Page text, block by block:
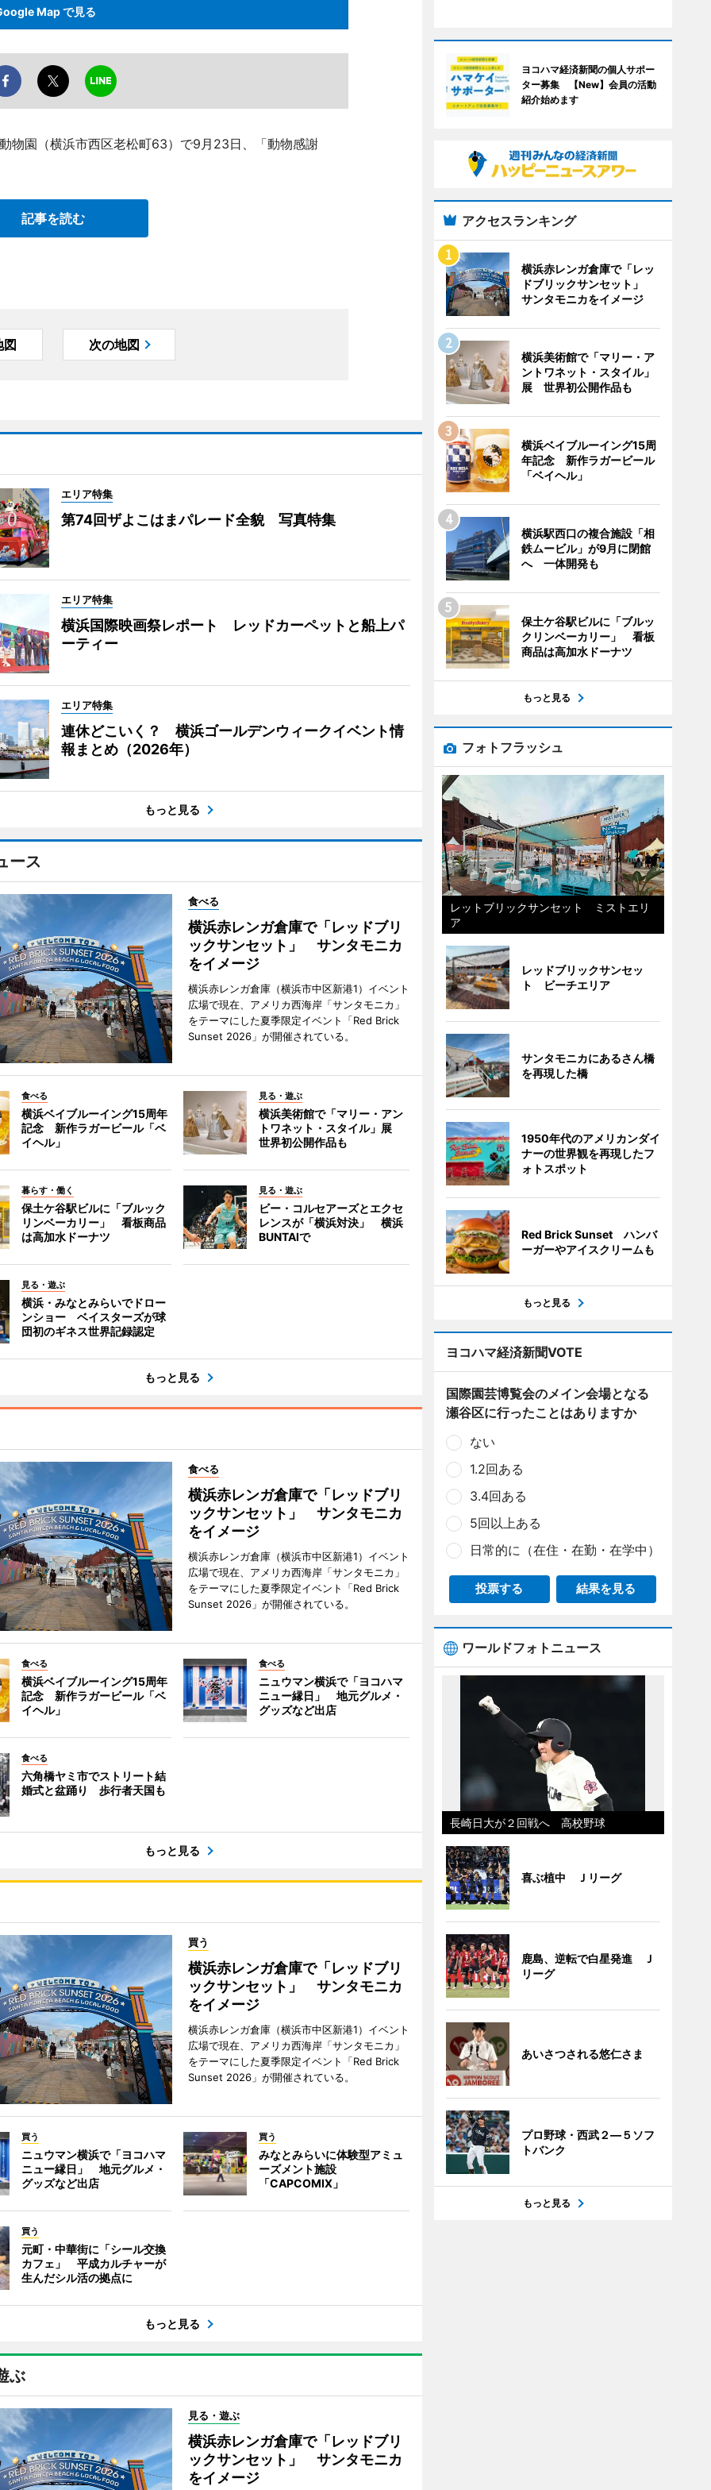
Map で見る
物園（横浜市西区老松町63）で9月23日、「動物感謝
記事を読む
図 次の地図
エリア特集
第74回ザよこはまパレード全貌 写真特集
エリア特集
横浜国際映画祭レポート レッドカーペットと船上パ
ーティー
エリア特集
連休どこいく？ 横浜ゴールデンウィークイベント情
報まとめ（2026年）
もっと見る
ース
食べる
横浜赤レンガ倉庫で「レッドブリ
ックサンセット」 サンタモニカ
をイメージ
横浜赤レンガ倉庫（横浜市中区新港1）イベント
広場で現在、アメリカ西海岸「サンタモニカ」
をテーマにした夏季限定イベント「Red Brick
Sunset 2026」が開催されている。
食べる
横浜ベイブルーイング15周年
記念 新作ラガービール「ベ
イヘル」
見る・遊ぶ
横浜美術館で「マリー・アン
トワネット・スタイル」展
世界初公開作品も
暮らす・働く
保土ケ谷駅ビルに「ブルック
リンベーカリー」 看板商品
は高加水ドーナツ
見る・遊ぶ
ビー・コルセアーズとエクセ
レンスが「横浜対決」 横浜
BUNTAIで
見る・遊ぶ
横浜・みなとみらいでドロー
ンショー ベイスターズが球
団初のギネス世界記録認定
もっと見る
食べる
横浜赤レンガ倉庫で「レッドブリ
ックサンセット」 サンタモニカ
をイメージ
横浜赤レンガ倉庫（横浜市中区新港1）イベント
広場で現在、アメリカ西海岸「サンタモニカ」
をテーマにした夏季限定イベント「Red Brick
Sunset 2026」が開催されている。
食べる
横浜ベイブルーイング15周年
記念 新作ラガービール「ベ
イヘル」
食べる
ニュウマン横浜で「ヨコハマ
ニュー縁日」 地元グルメ・
グッズなど出店
食べる
六角橋ヤミ市でストリート結
婚式と盆踊り 歩行者天国も
もっと見る
買う
横浜赤レンガ倉庫で「レッドブリ
ックサンセット」 サンタモニカ
をイメージ
横浜赤レンガ倉庫（横浜市中区新港1）イベント
広場で現在、アメリカ西海岸「サンタモニカ」
をテーマにした夏季限定イベント「Red Brick
Sunset 2026」が開催されている。
買う
ニュウマン横浜で「ヨコハマ
ニュー縁日」 地元グルメ・
グッズなど出店
買う
みなとみらいに体験型アミュ
ーズメント施設
「CAPCOMIX」
買う
元町・中華街に「シール交換
カフェ」 平成カルチャーが
生んだシル活の拠点に
もっと見る
ぶ
見る・遊ぶ
横浜赤レンガ倉庫で「レッドブリ
ックサンセット」 サンタモニカ
をイメージ
ヨコハマ経済新聞の個人サポー
ター募集 【New】会員の活動
紹介始めます
アクセスランキング
横浜赤レンガ倉庫で「レッ
ドブリックサンセット」
サンタモニカをイメージ
横浜美術館で「マリー・ア
ントワネット・スタイル」
展 世界初公開作品も
横浜ベイブルーイング15周
年記念 新作ラガービール
「ベイヘル」
横浜駅西口の複合施設「相
鉄ムービル」が9月に閉館
へ 一体開発も
保土ケ谷駅ビルに「ブルッ
クリンベーカリー」 看板
商品は高加水ドーナツ
もっと見る
フォトフラッシュ
レットブリックサンセット ミストエリ
ア
レッドブリックサンセッ
ト ビーチエリア
サンタモニカにあるさん橋
を再現した橋
1950年代のアメリカンダイ
ナーの世界観を再現したフ
ォトスポット
Red Brick Sunset ハンバ
ーガーやアイスクリームも
もっと見る
ヨコハマ経済新聞VOTE
国際園芸博覧会のメイン会場となる
瀬谷区に行ったことはありますか
ない
1.2回ある
3.4回ある
5回以上ある
日常的に（在住・在勤・在学中）
投票する 結果を見る
ワールドフォトニュース
長崎日大が２回戦へ 高校野球
喜ぶ植中 Ｊリーグ
鹿島、逆転で白星発進 Ｊ
リーグ
あいさつされる悠仁さま
プロ野球・西武２―５ソフ
トバンク
もっと見る